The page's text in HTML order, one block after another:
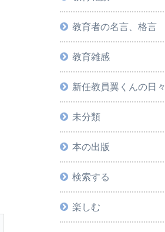
教育者の名言、格言
教育雑感
新任教員翼くんの日々
未分類
本の出版
検索する
楽しむ